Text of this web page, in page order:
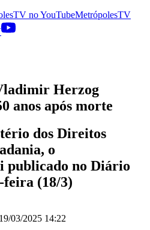
noYouTubeMetrópolesTV
Herzog
anos após morte
dos Direitos
o
publicado no Diário
(18/3)
19/03/2025 14:22